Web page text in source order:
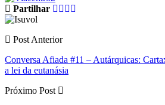
Partilhar
Post Anterior
Conversa Afiada #11 – Autárquicas:
a lei da eutanásia
Próximo Post